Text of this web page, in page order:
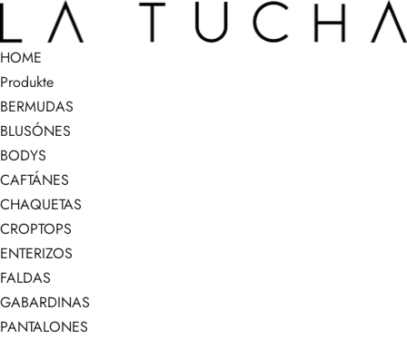
HOME
Produkte
BERMUDAS
BLUSÓNES
BODYS
CAFTÁNES
CHAQUETAS
CROPTOPS
ENTERIZOS
FALDAS
GABARDINAS
PANTALONES